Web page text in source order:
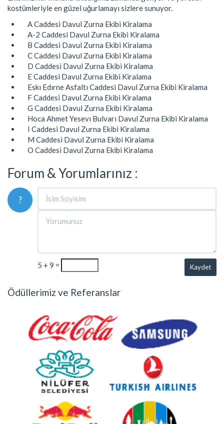
kostümleriyle en güzel uğurlamayı sizlere sunuyor.
A Caddesi Davul Zurna Ekibi Kiralama
A-2 Caddesi Davul Zurna Ekibi Kiralama
B Caddesi Davul Zurna Ekibi Kiralama
C Caddesi Davul Zurna Ekibi Kiralama
D Caddesi Davul Zurna Ekibi Kiralama
E Caddesi Davul Zurna Ekibi Kiralama
Eskı Edırne Asfaltı Caddesi Davul Zurna Ekibi Kiralama
F Caddesi Davul Zurna Ekibi Kiralama
G Caddesi Davul Zurna Ekibi Kiralama
Hoca Ahmet Yesevı Bulvarı Davul Zurna Ekibi Kiralama
I Caddesi Davul Zurna Ekibi Kiralama
M Caddesi Davul Zurna Ekibi Kiralama
O Caddesi Davul Zurna Ekibi Kiralama
Forum & Yorumlarınız :
?
5 + 9 = Kaydet
Ödüllerimiz ve Referanslar